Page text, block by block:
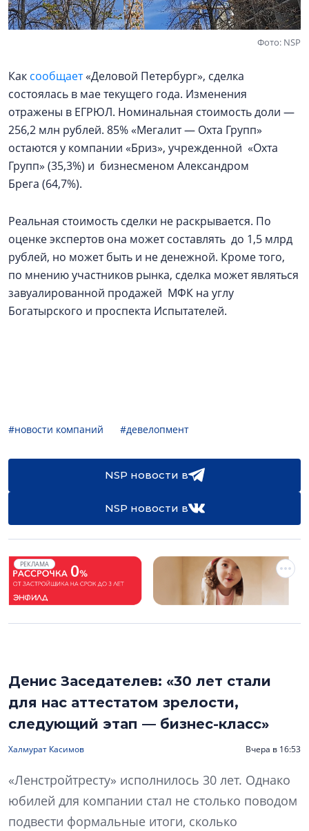
Фото: NSP
Как сообщает«Деловой Петербург», сделка
состоялась в мае текущего года. Изменения
отражены в ЕГРЮЛ. Номинальная стоимость доли —
256,2 млн рублей. 85% «Мегалит — Охта Групп»
остаются у компании «Бриз», учрежденной «Охта
Групп» (35,3%) и бизнесменом Александром
Брега (64,7%).
Реальная стоимость сделки не раскрывается. По
оценке экспертов она может составлять до 1,5 млрд
рублей, но может быть и не денежной. Кроме того,
по мнению участников рынка, сделка может являться
завуалированной продажей МФК на углу
Богатырского и проспекта Испытателей.
#новости компаний #девелопмент
NSP новости в
NSP новости в
РЕКЛАМА
Денис Заседателев: «30 лет стали
для нас аттестатом зрелости,
следующий этап — бизнес-класс»
Халмурат Касимов Вчера в 16:53
«Ленстройтресту» исполнилось 30 лет. Однако
юбилей для компании стал не столько поводом
подвести формальные итоги, сколько